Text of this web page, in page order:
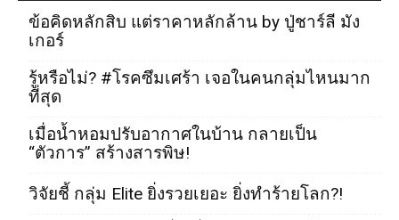
ข้อคิดหลักสิบ แต่ราคาหลักล้าน by ปู่ชาร์ลี มัง
เกอร์
รู้หรือไม่? #โรคซึมเศร้า เจอในคนกลุ่มไหนมาก
ที่สุด
เมื่อน้ำหอมปรับอากาศในบ้าน กลายเป็น
“ตัวการ” สร้างสารพิษ!
วิจัยชี้ กลุ่ม Elite ยิ่งรวยเยอะ ยิ่งทำร้ายโลก?!